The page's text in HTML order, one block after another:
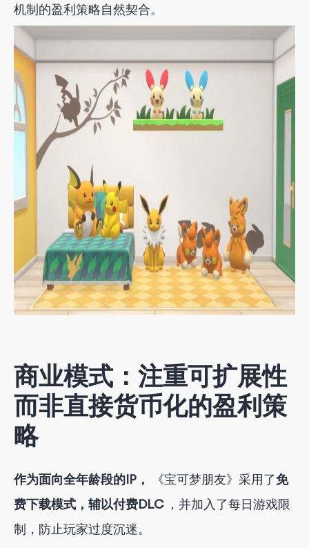
机制的盈利策略自然契合。
商业模式：注重可扩展性
而非直接货币化的盈利策
略
作为面向全年龄段的IP， 《宝可梦朋友》采用了免
费下载模式，辅以付费DLC ，并加入了每日游戏限
制，防止玩家过度沉迷。